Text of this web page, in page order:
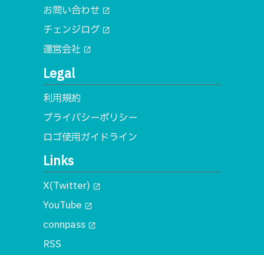
お問い合わせ open_in_new
チェンジログ open_in_new
運営会社 open_in_new
Legal
利用規約
プライバシーポリシー
ロゴ使用ガイドライン
Links
X(Twitter) open_in_new
YouTube open_in_new
connpass open_in_new
RSS